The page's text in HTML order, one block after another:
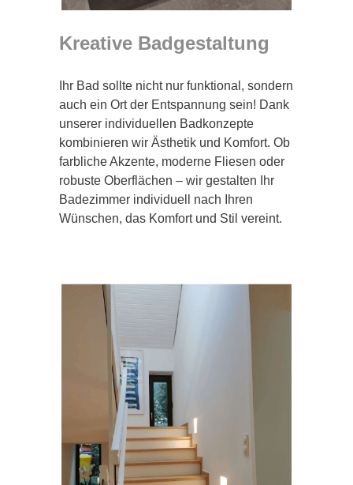
Kreative Badgestaltung
Ihr Bad sollte nicht nur funktional, sondern
auch ein Ort der Entspannung sein! Dank
unserer individuellen Badkonzepte
kombinieren wir Ästhetik und Komfort. Ob
farbliche Akzente, moderne Fliesen oder
robuste Oberflächen – wir gestalten Ihr
Badezimmer individuell nach Ihren
Wünschen, das Komfort und Stil vereint.